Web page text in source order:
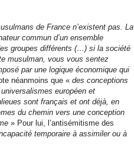
de France n’existent pas. La
commun d’un ensemble
groupes différents (…) si la société
musulman, vous vous sentez
par une logique économique qui
néanmoins que « des conceptions
européen et
sont français et ont déjà, en
du chemin vers une conception
» Pour lui, l’antisémitisme des
temporaire à assimiler ou à